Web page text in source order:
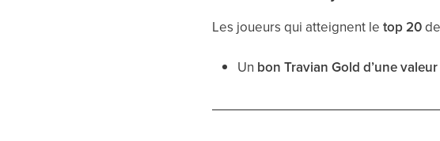
Les joueurs qui atteignent letop 20
Un bon Travian Gold d’une